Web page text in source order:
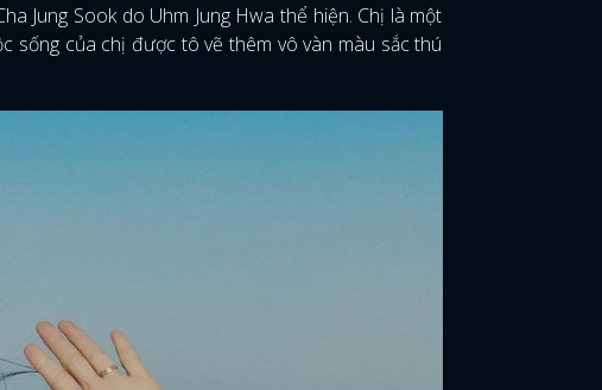
Jung Sook do Uhm Jung Hwa thể hiện. Chị là một
sống của chị được tô vẽ thêm vô vàn màu sắc thú